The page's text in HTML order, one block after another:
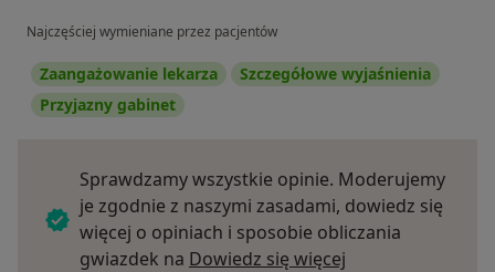
Najczęściej wymieniane przez pacjentów
Zaangażowanie lekarza
Szczegółowe wyjaśnienia
Przyjazny gabinet
Sprawdzamy wszystkie opinie. Moderujemy
je zgodnie z naszymi zasadami, dowiedz się
więcej o opiniach i sposobie obliczania
gwiazdek na Dowiedz się więcej